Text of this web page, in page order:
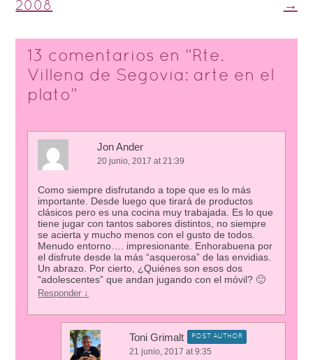
2008
→
13 comentarios en “ Rte.
Villena de Segovia: arte en el
plato”
Jon Ander
20 junio, 2017 at 21:39
Como siempre disfrutando a tope que es lo más
importante. Desde luego que tirará de productos
clásicos pero es una cocina muy trabajada. Es lo que
tiene jugar con tantos sabores distintos, no siempre
se acierta y mucho menos con el gusto de todos.
Menudo entorno…. impresionante. Enhorabuena por
el disfrute desde la más “asquerosa” de las envidias.
Un abrazo. Por cierto, ¿Quiénes son esos dos
“adolescentes” que andan jugando con el móvil? 🙂
Responder ↓
Toni Grimalt POST AUTHOR
21 junio, 2017 at 9:35